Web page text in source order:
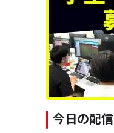
今日の配信